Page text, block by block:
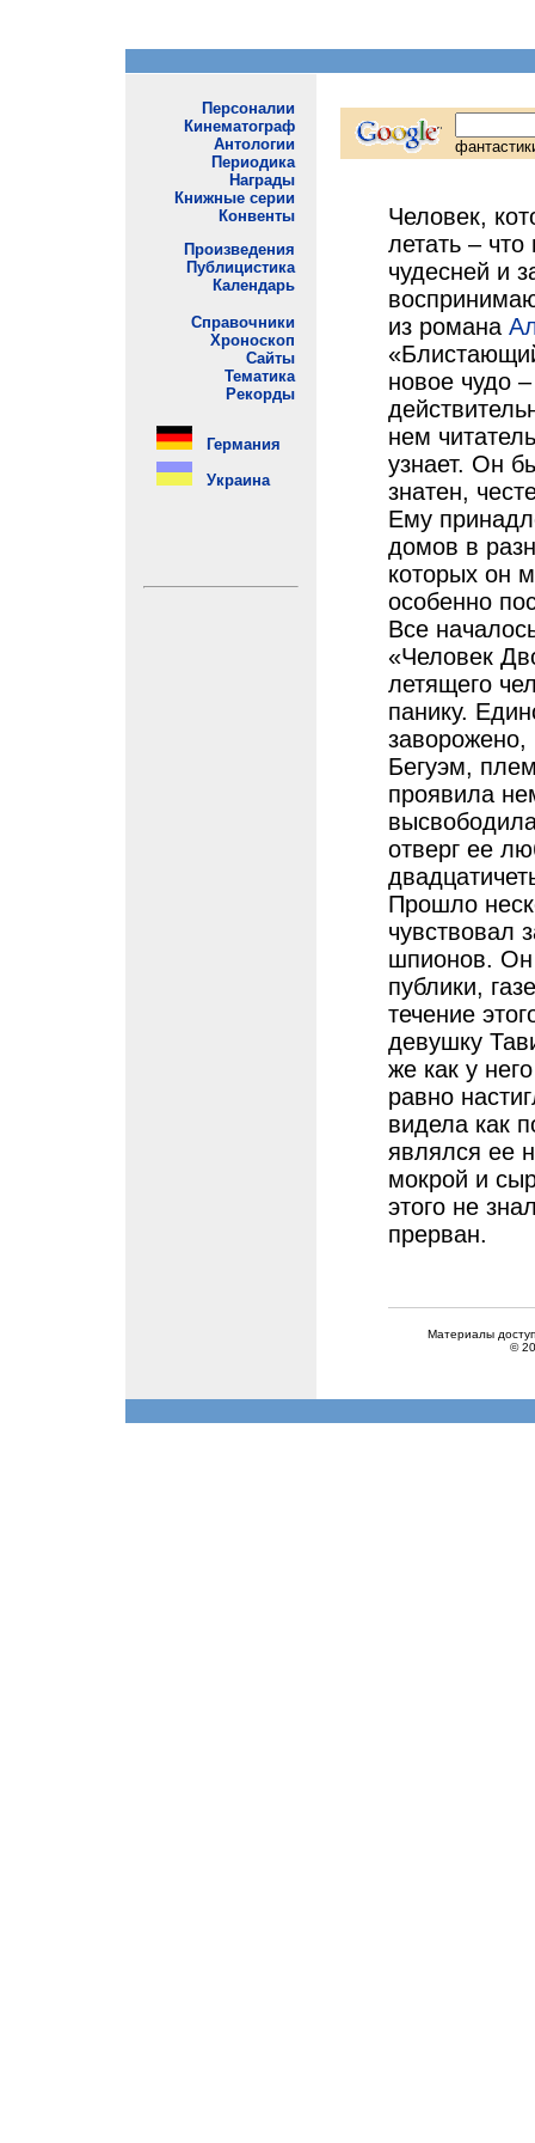
Человек,
летать –
чудесней и
из романа
новое чудо
нем
узнает. Он
знатен,
Ему
домов в
которых он
особенно
Все
«Человек
летящего
панику.
заворожено,
Бегуэм,
проявила
отверг ее
Прошло
чувствовал
шпионов.
публики,
течение
девушку
же как у
равно
видела как
являлся ее
мокрой и
этого не
прерван.